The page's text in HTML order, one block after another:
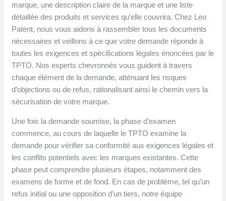
marque, une description claire de la marque et une liste
détaillée des produits et services qu’elle couvrira. Chez Leo
Patent, nous vous aidons à rassembler tous les documents
nécessaires et veillons à ce que votre demande réponde à
toutes les exigences et spécifications légales énoncées par le
TPTO. Nos experts chevronnés vous guident à travers
chaque élément de la demande, atténuant les risques
d’objections ou de refus, rationalisant ainsi le chemin vers la
sécurisation de votre marque.
Une fois la demande soumise, la phase d’examen
commence, au cours de laquelle le TPTO examine la
demande pour vérifier sa conformité aux exigences légales et
les conflits potentiels avec les marques existantes. Cette
phase peut comprendre plusieurs étapes, notamment des
examens de forme et de fond. En cas de problème, tel qu’un
refus initial ou une opposition d’un tiers, notre équipe